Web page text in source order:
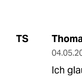
TS
Ich